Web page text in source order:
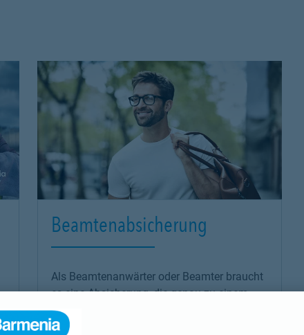
Beamtenabsicherung
Als Beamtenanwärter oder Beamter braucht
es eine Absicherung, die genau zu einem
passt: unsere
für Beamtenanwärter und Beamte. Sie